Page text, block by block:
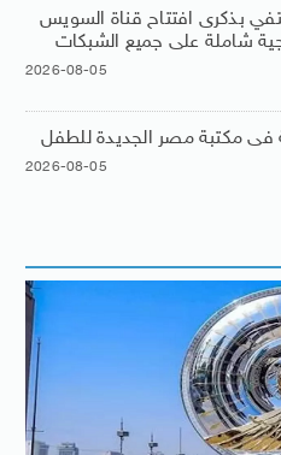
بذكرى افتتاح قناة السويس
شاملة على جميع الشبكات
2026-08-05
فى مكتبة مصر الجديدة للطفل
2026-08-05